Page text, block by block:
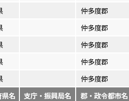
仲多度郡
仲多度郡
仲多度郡
仲多度郡
仲多度郡
名 支庁・振興局名 郡・政令都市名